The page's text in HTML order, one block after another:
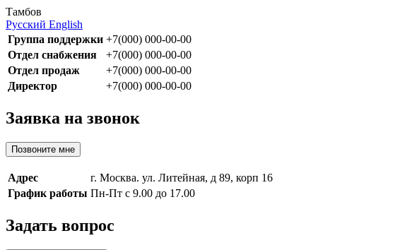
Тамбов
Русский English
Группа поддержки +7(000) 000-00-00
Отдел снабжения
+7(000) 000-00-00
Отдел продаж
+7(000) 000-00-00
Директор
+7(000) 000-00-00
Заявка на звонок
Позвоните мне
Адрес
г. Москва. ул. Литейная, д 89, корп 16
График работы Пн-Пт с 9.00 до 17.00
Задать вопрос